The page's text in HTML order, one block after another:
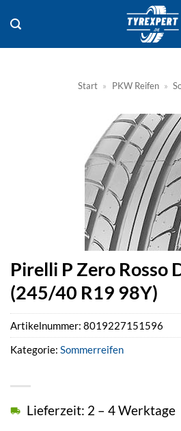
Inhalt
springen
Start » PKW Reifen »
Pirelli P Zero Rosso
(245/40 R19 98Y)
Lieferzeit: 2 – 4 Werktage
Artikelnummer: 8019227151596
Kategorie: Sommerreifen